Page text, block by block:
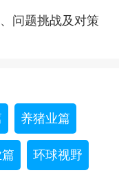
问题挑战及对策
养猪业篇
环球视野